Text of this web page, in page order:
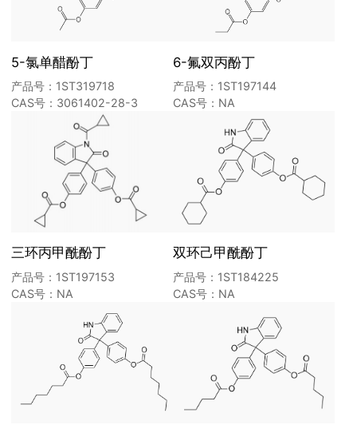
5-氯单醋酚丁
产品号：1ST319718
CAS号：3061402-28-3
6-氟双丙酚丁
产品号：1ST197144
CAS号：NA
三环丙甲酰酚丁
产品号：1ST197153
CAS号：NA
双环己甲酰酚丁
产品号：1ST184225
CAS号：NA